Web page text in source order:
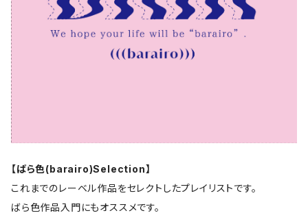
【ばら色(barairo)Selection】
これまでのレーベル作品をセレクトしたプレイリストです。
ばら色作品入門にもオススメです。